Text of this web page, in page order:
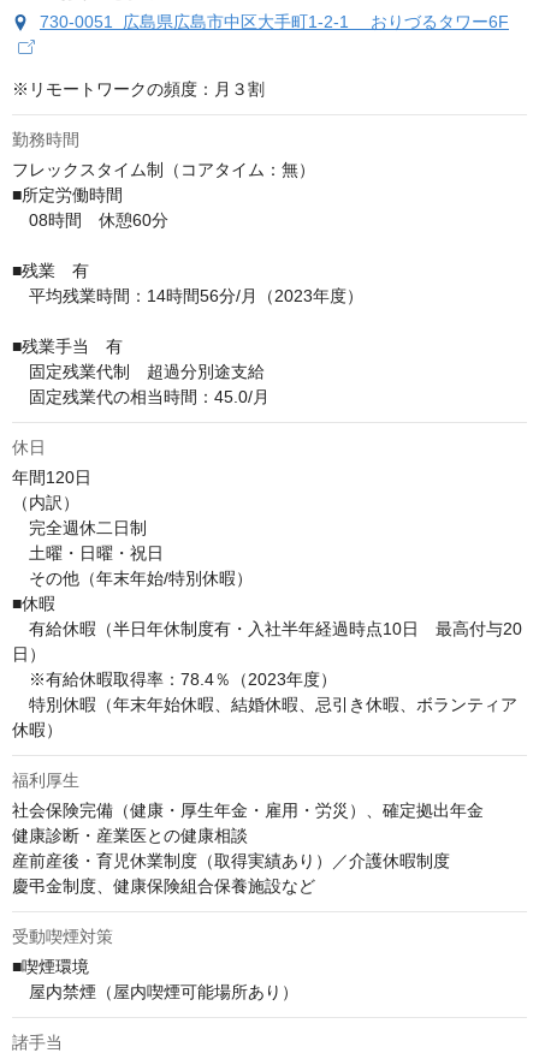
730-0051 広島県広島市中区大手町1-2-1 おりづるタワー6F
※リモートワークの頻度：月３割
勤務時間
フレックスタイム制（コアタイム：無）
■所定労働時間
08時間　休憩60分
■残業　有
平均残業時間：14時間56分/月（2023年度）
■残業手当　有
固定残業代制　超過分別途支給
固定残業代の相当時間：45.0/月
休日
年間120日
（内訳）
完全週休二日制
土曜・日曜・祝日
その他（年末年始/特別休暇）
■休暇
有給休暇（半日年休制度有・入社半年経過時点10日　最高付与20
日）
※有給休暇取得率：78.4％（2023年度）
特別休暇（年末年始休暇、結婚休暇、忌引き休暇、ボランティア
休暇）
福利厚生
社会保険完備（健康・厚生年金・雇用・労災）、確定拠出年金
健康診断・産業医との健康相談
産前産後・育児休業制度（取得実績あり）／介護休暇制度
慶弔金制度、健康保険組合保養施設など
受動喫煙対策
■喫煙環境
屋内禁煙（屋内喫煙可能場所あり）
諸手当